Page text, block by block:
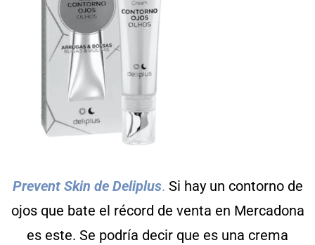
Prevent Skin de Deliplus. Si hay un contorno de
ojos que bate el récord de venta en Mercadona
es este. Se podría decir que es una crema